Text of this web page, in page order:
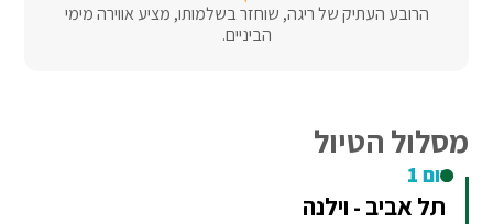
הרובע העתיק של ריגה, שוחזר בשלמותו, מציע אווירה מימי
הביניים.
מסלול הטיול
יום 1
תל אביב - וילנה